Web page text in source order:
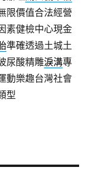
限價值合法經營
素健檢中心現金
準確透過土城土
尿酸‬精雕淚溝專
動樂趣台灣社會
型